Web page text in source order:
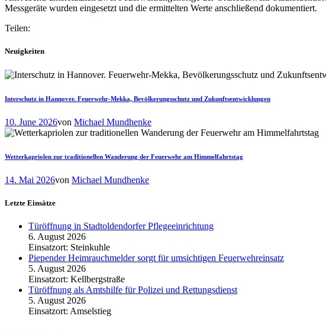
Messgeräte wurden eingesetzt und die ermittelten Werte anschließend dokumentiert.
Teilen:
Neuigkeiten
Interschutz in Hannover. Feuerwehr-Mekka, Bevölkerungsschutz und Zukunftsentwicklungen
10. June 2026von Michael Mundhenke
Wetterkapriolen zur traditionellen Wanderung der Feuerwehr am Himmelfahrtstag
14. Mai 2026von Michael Mundhenke
Letzte Einsätze
Türöffnung in Stadtoldendorfer Pflegeeinrichtung
6. August 2026
Einsatzort: Steinkuhle
Piepender Heimrauchmelder sorgt für umsichtigen Feuerwehreinsatz
5. August 2026
Einsatzort: Kellbergstraße
Türöffnung als Amtshilfe für Polizei und Rettungsdienst
5. August 2026
Einsatzort: Amselstieg